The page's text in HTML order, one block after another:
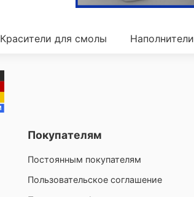
Красители для смолы Наполнители
Покупателям
Постоянным покупателям
Пользовательское соглашение